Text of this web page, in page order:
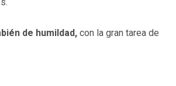
de humildad, con la gran tarea de